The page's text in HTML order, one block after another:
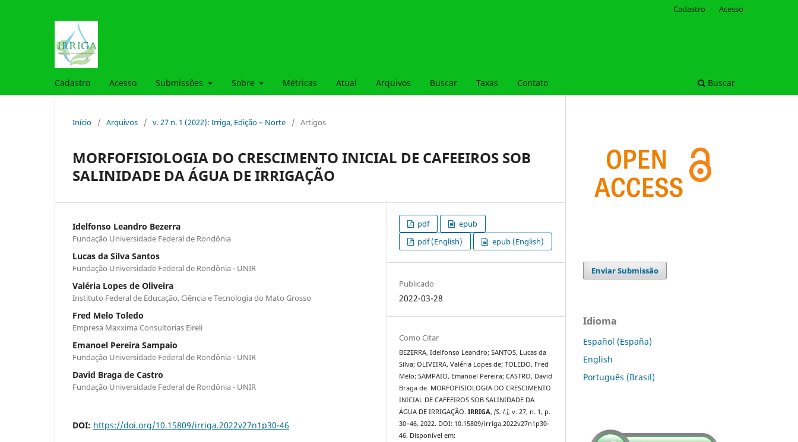
Cadastro Acesso Submissões Sobre Métricas Atual Arquivos Buscar Taxas Contato Buscar
Cadastro Acesso
Início / Arquivos / v. 27 n. 1 (2022): Irriga, Edição – Norte / Artigos
MORFOFISIOLOGIA DO CRESCIMENTO INICIAL DE CAFEEIROS SOB
SALINIDADE DA ÁGUA DE IRRIGAÇÃO
Idelfonso Leandro Bezerra
Fundação Universidade Federal de Rondônia
Lucas da Silva Santos
Fundação Universidade Federal de Rondônia - UNIR
Valéria Lopes de Oliveira
Instituto Federal de Educação, Ciência e Tecnologia do Mato Grosso
Fred Melo Toledo
Empresa Maxxima Consultorias Eireli
Emanoel Pereira Sampaio
Fundação Universidade Federal de Rondônia - UNIR
David Braga de Castro
Fundação Universidade Federal de Rondônia - UNIR
DOI: https://doi.org/10.15809/irriga.2022v27n1p30-46
pdf
epub
pdf (English)
epub (English)
Publicado
2022-03-28
Como Citar
BEZERRA, Idelfonso Leandro; SANTOS, Lucas da
Silva; OLIVEIRA, Valéria Lopes de; TOLEDO, Fred
Melo; SAMPAIO, Emanoel Pereira; CASTRO, David
Braga de. MORFOFISIOLOGIA DO CRESCIMENTO
INICIAL DE CAFEEIROS SOB SALINIDADE DA
ÁGUA DE IRRIGAÇÃO.IRRIGA,[S. l.], v. 27, n. 1, p.
30–46, 2022. DOI: 10.15809/irriga.2022v27n1p30-
46. Disponível em:
Enviar Submissão
Idioma
Español (España)
English
Português (Brasil)